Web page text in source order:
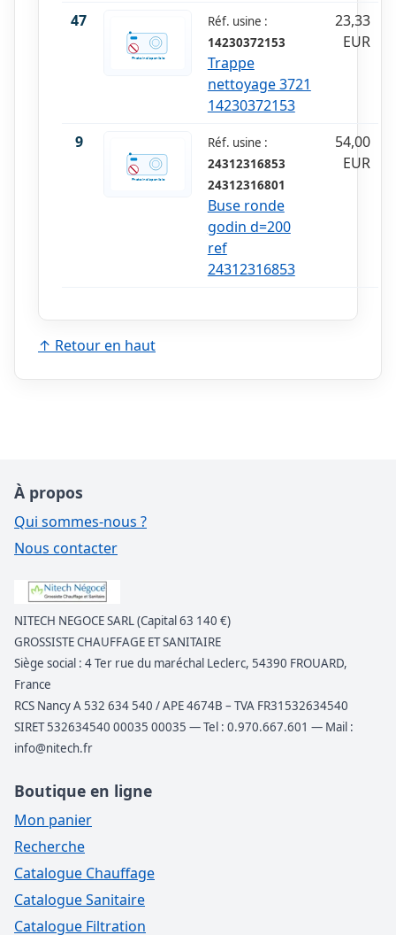
47
Réf. usine :
14230372153
Trappe
nettoyage 3721
14230372153
23,33
EUR
9
Réf. usine :
24312316853
24312316801
Buse ronde
godin d=200
ref
24312316853
54,00
EUR
↑ Retour en haut
À propos
Qui sommes-nous ?
Nous contacter
NITECH NEGOCE SARL (Capital 63 140 €)
GROSSISTE CHAUFFAGE ET SANITAIRE
Siège social : 4 Ter rue du maréchal Leclerc, 54390 FROUARD,
France
RCS Nancy A 532 634 540 / APE 4674B – TVA FR31532634540
SIRET 532634540 00035 00035 — Tel : 0.970.667.601 — Mail :
info@nitech.fr
Boutique en ligne
Mon panier
Recherche
Catalogue Chauffage
Catalogue Sanitaire
Catalogue Filtration